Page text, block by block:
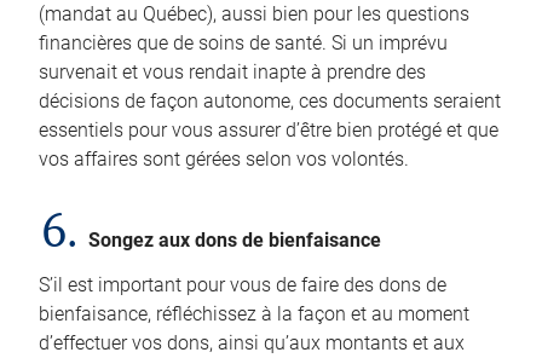
(mandat au Québec), aussi bien pour les questions
financières que de soins de santé. Si un imprévu
survenait et vous rendait inapte à prendre des
décisions de façon autonome, ces documents seraient
essentiels pour vous assurer d’être bien protégé et que
vos affaires sont gérées selon vos volontés.
6. Songez aux dons de bienfaisance
S’il est important pour vous de faire des dons de
bienfaisance, réfléchissez à la façon et au moment
d’effectuer vos dons, ainsi qu’aux montants et aux